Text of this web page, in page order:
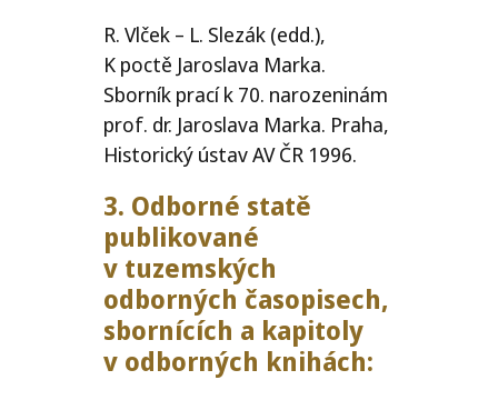
R. Vlček – L. Slezák (edd.),
K poctě Jaroslava Marka.
Sborník prací k 70. narozeninám
prof. dr. Jaroslava Marka. Praha,
Historický ústavAVČR 1996.
3. Odborné statě
publikované
v tuzemských
odborných časopisech,
sbornících a kapitoly
v odborných knihách: